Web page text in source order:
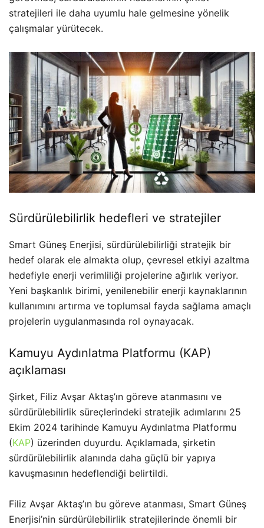
stratejileri ile daha uyumlu hale gelmesine yönelik
çalışmalar yürütecek.
Sürdürülebilirlik hedefleri ve stratejiler
Smart Güneş Enerjisi, sürdürülebilirliği stratejik bir
hedef olarak ele almakta olup, çevresel etkiyi azaltma
hedefiyle enerji verimliliği projelerine ağırlık veriyor.
Yeni başkanlık birimi, yenilenebilir enerji kaynaklarının
kullanımını artırma ve toplumsal fayda sağlama amaçlı
projelerin uygulanmasında rol oynayacak.
Kamuyu Aydınlatma Platformu (KAP)
açıklaması
Şirket, Filiz Avşar Aktaş’ın göreve atanmasını ve
sürdürülebilirlik süreçlerindeki stratejik adımlarını 25
Ekim 2024 tarihinde Kamuyu Aydınlatma Platformu
(KAP) üzerinden duyurdu. Açıklamada, şirketin
sürdürülebilirlik alanında daha güçlü bir yapıya
kavuşmasının hedeflendiği belirtildi.
Filiz Avşar Aktaş’ın bu göreve atanması, Smart Güneş
Enerjisi’nin sürdürülebilirlik stratejilerinde önemli bir